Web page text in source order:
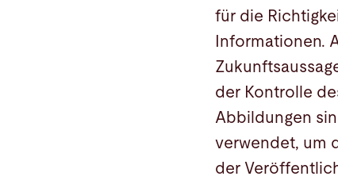
für die
Informationen.
der Kontrolle
Abbildungen
verwendet, um
der